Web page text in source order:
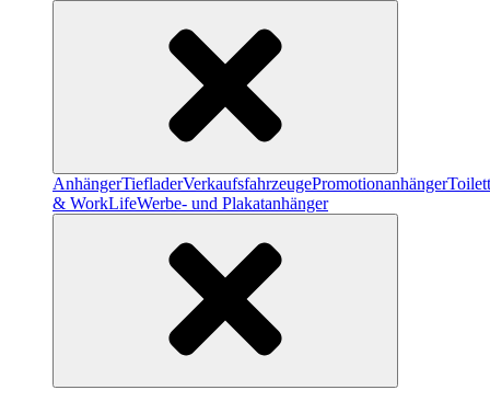
AnhängerTiefladerVerkaufsfahrzeugePromotionanhänger
& WorkLifeWerbe- und Plakatanhänger